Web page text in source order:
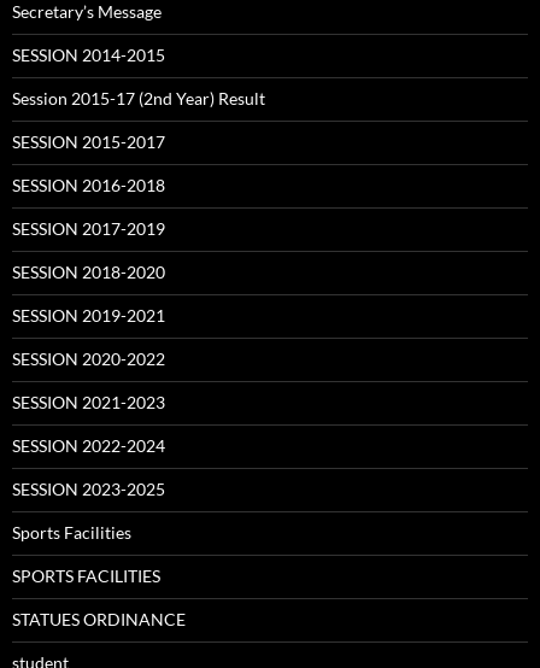
Secretary’s Message
SESSION 2014-2015
Session 2015-17 (2nd Year) Result
SESSION 2015-2017
SESSION 2016-2018
SESSION 2017-2019
SESSION 2018-2020
SESSION 2019-2021
SESSION 2020-2022
SESSION 2021-2023
SESSION 2022-2024
SESSION 2023-2025
Sports Facilities
SPORTS FACILITIES
STATUES ORDINANCE
student